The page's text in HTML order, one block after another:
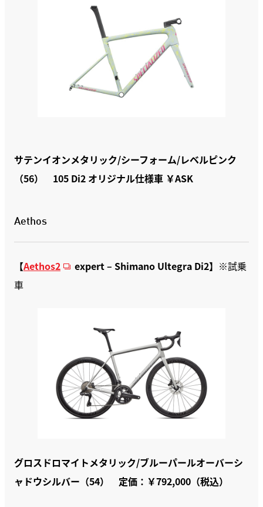
サテンイオンメタリック/シーフォーム/レベルピンク
（56） 105 Di2 オリジナル仕様車 ￥ASK
Aethos
【Aethos2 expert – Shimano Ultegra Di2】 ※試乗
車
グロスドロマイトメタリック/ブルーパールオーバーシ
ャドウシルバー（54） 定価：￥792,000（税込）